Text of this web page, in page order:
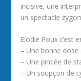
incisive, une
un spectacle
Elodie Poux c’est
– Une bonne dose
– Une pincée de
– Un soupçon de